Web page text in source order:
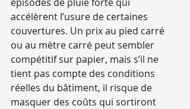
accélèrent l’usure de certaines
couvertures. Un prix au pied carré
ou au mètre carré peut sembler
compétitif sur papier, mais s’il ne
tient pas compte des conditions
réelles du bâtiment, il risque de
masquer des coûts qui sortiront